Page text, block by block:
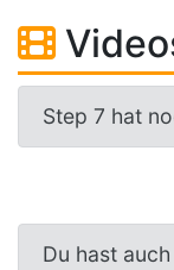
Step 7 hat
Du hast